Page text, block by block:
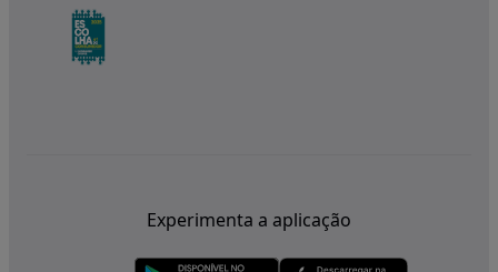
Experimenta a aplicação